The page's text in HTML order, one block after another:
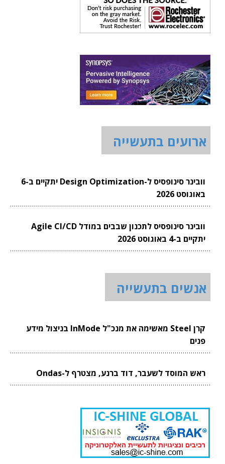
ארועים בתעשייה
וובינר סינופסיס ל-Design Optimization יתקיים ב-6
באוגוסט 2026
וובינר סינופסיס לתכנון שבבים במודל Agile CI/CD
יתקיים ב-4 באוגוסט 2026
אנשים בתעשייה
קרן Steel מאשימה את מנכ"ל InMode בניצול מידע
פנים
ראש המוסד לשעבר, דוד ברנע, מצטרף ל-Ondas